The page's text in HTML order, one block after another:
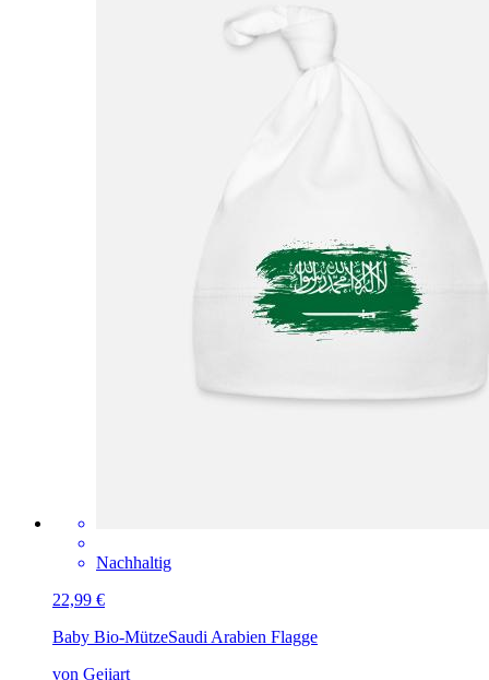
Nachhaltig
22,99 €
Baby Bio-MützeSaudi Arabien Flagge
von Gejiart